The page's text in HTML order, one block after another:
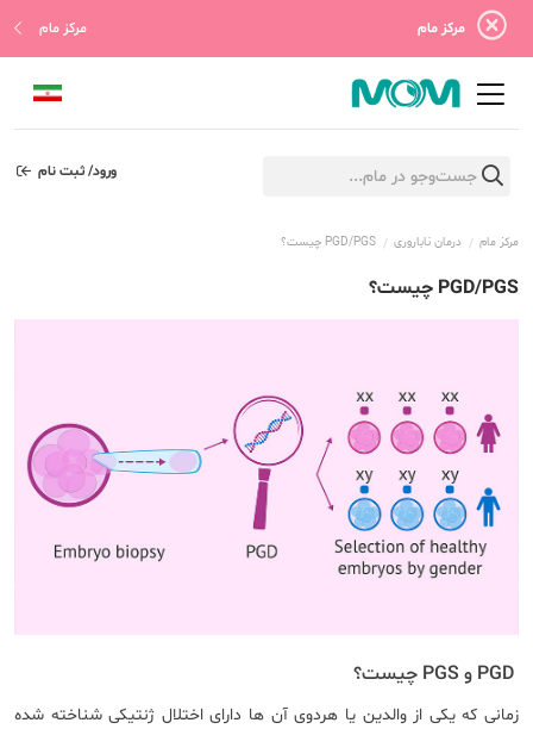
مرکز مام مرکز مام
ورود/ ثبت نام
مرکز مام درمان ناباروری PGD/PGS چیست؟
PGD/PGS چیست؟
زمانی که یکی از والدین یا هردوی آن ها دارای اختلال ژنتیکی شناخته شده